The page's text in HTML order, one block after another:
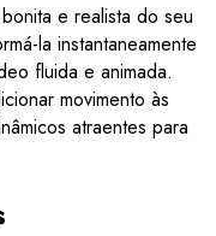
e realista do seu
la instantaneamente
fluida e animada.
movimento às
atraentes para